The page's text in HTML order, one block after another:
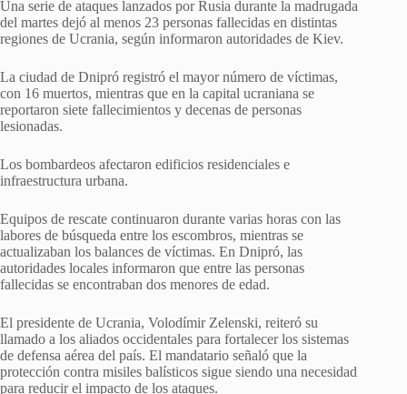
Una serie de ataques lanzados por Rusia durante la madrugada
del martes dejó al menos 23 personas fallecidas en distintas
regiones de Ucrania, según informaron autoridades de Kiev.
La ciudad de Dnipró registró el mayor número de víctimas,
con 16 muertos, mientras que en la capital ucraniana se
reportaron siete fallecimientos y decenas de personas
lesionadas.
Los bombardeos afectaron edificios residenciales e
infraestructura urbana.
Equipos de rescate continuaron durante varias horas con las
labores de búsqueda entre los escombros, mientras se
actualizaban los balances de víctimas. En Dnipró, las
autoridades locales informaron que entre las personas
fallecidas se encontraban dos menores de edad.
El presidente de Ucrania, Volodímir Zelenski, reiteró su
llamado a los aliados occidentales para fortalecer los sistemas
de defensa aérea del país. El mandatario señaló que la
protección contra misiles balísticos sigue siendo una necesidad
para reducir el impacto de los ataques.